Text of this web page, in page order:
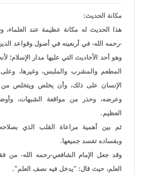
مكانة الحديث:
هذا الحديث له مكانة عظيمة عند العلماء،
-رحمه الله- في أربعينه في أصول وقواعد
وهو أحد الأحاديث التي عليها مدار الإسلام؛
المطعم والمشرب والملبس، وغيرها،
الإنسان على ذلك، وأن يخلص ويتخلص من
وعرضه، وحذر من مواقعة الشبهات،
العظيم.
ثم بين أهمية مراعاة القلب الذي
وبفساده تفسد جميعها.
وقد جعل الإمام الشافعي-رحمه الله- من
العلم، حيث قال: "يدخل فيه نصف العلم".